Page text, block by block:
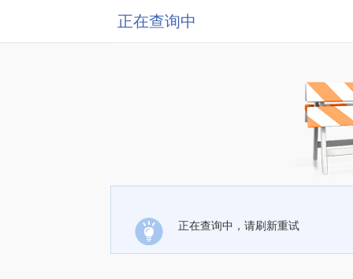
正在查询中
正在查询中，请刷新重试